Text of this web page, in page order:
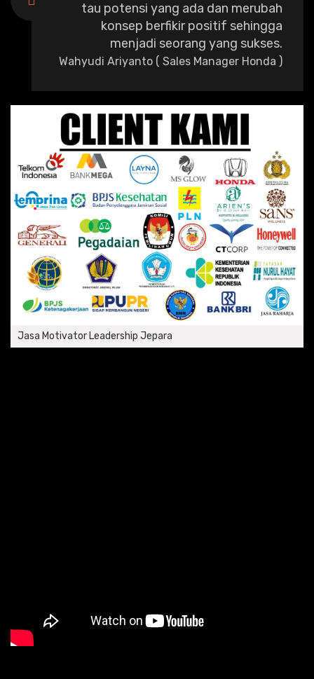
tau potensi yang ada dan merubah
konsep berfikir positif sehingga
menjadi seorang yang sukses.
Wahyudi Ariyanto ( Sales Manager Honda )
Jasa Motivator Leadership Jepara